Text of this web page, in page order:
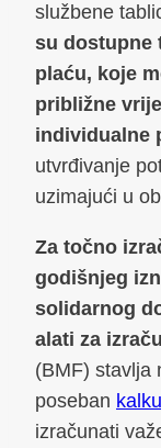
službene
su dostupne
plaću, koje
približne
individualne
utvrđivanje
uzimajući u
Za točno
godišnjeg
solidarnog
alati za
(BMF) stavlja
poseban
izračunati